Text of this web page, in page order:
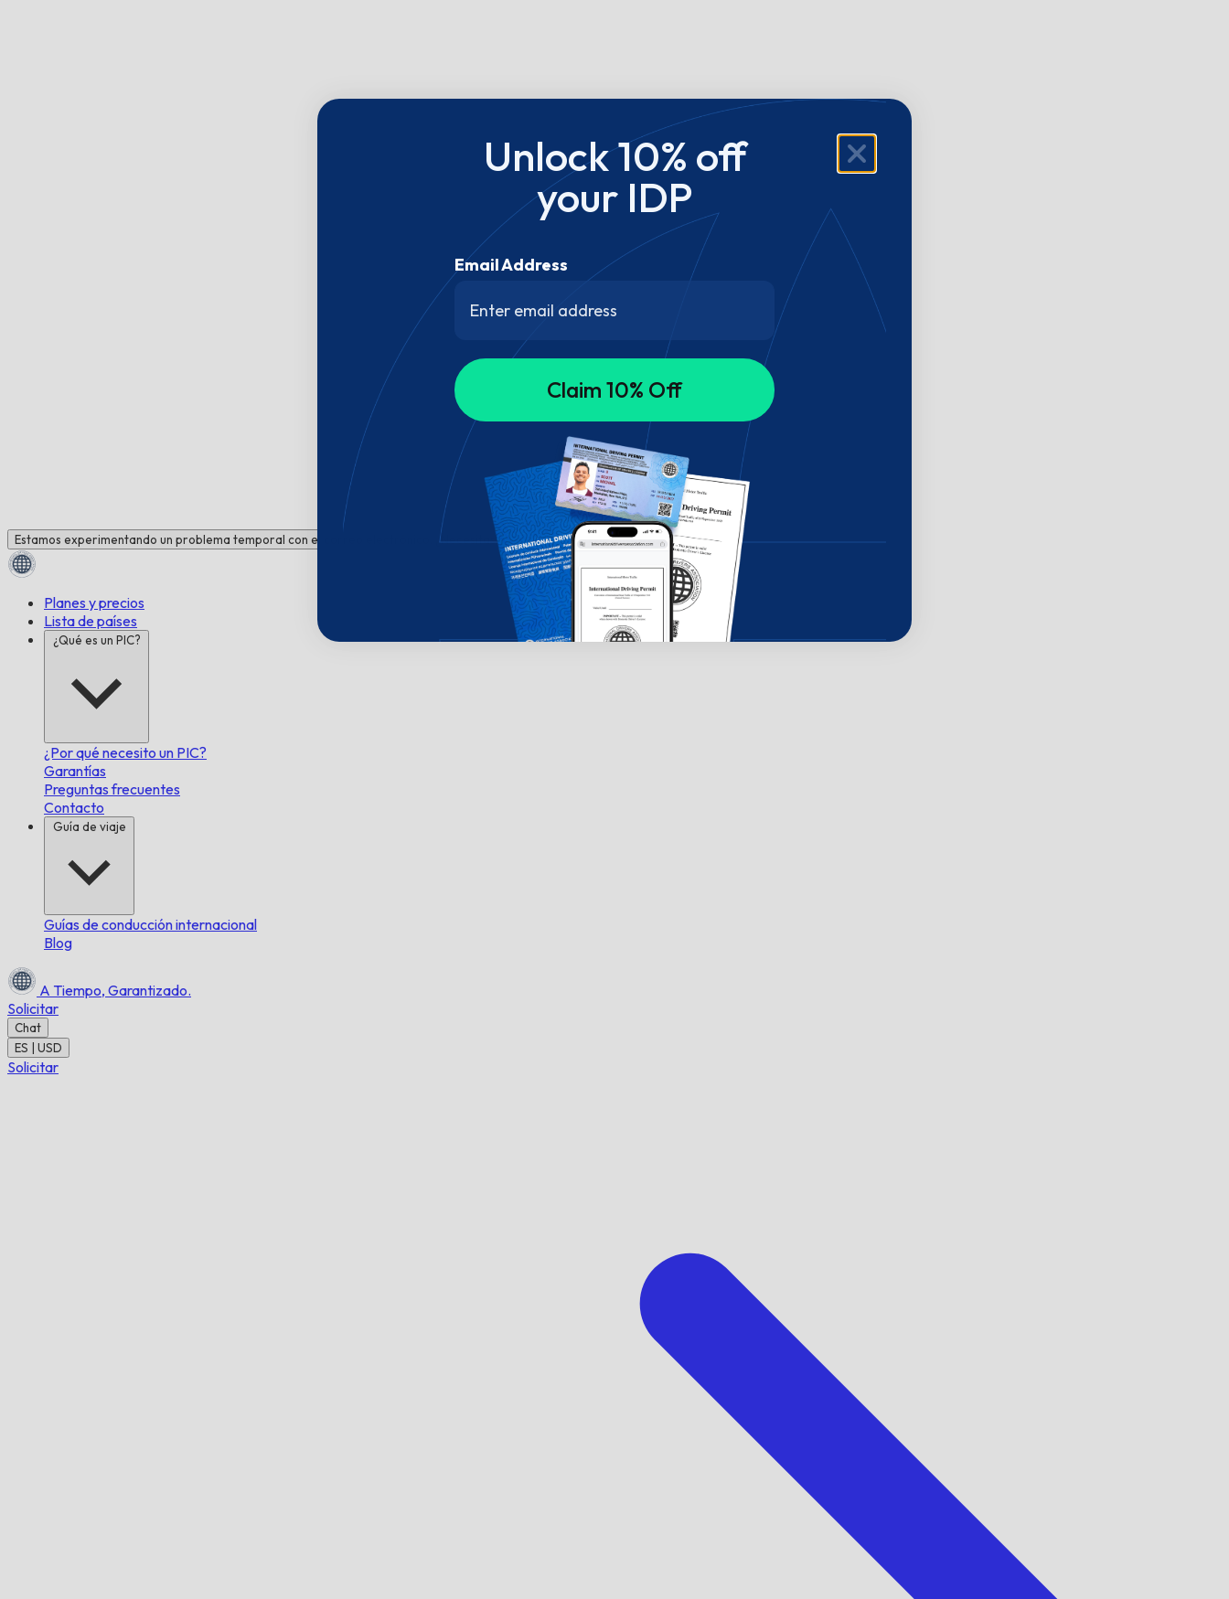
Estamos experimentando un problema temporal con el correo electrónico. ¿Necesitas ayuda? ¡Chatea con nosotros!
Planes y precios
Lista de países
¿Qué es un PIC?
¿Por qué necesito un PIC?
Garantías
Preguntas frecuentes
Contacto
Guía de viaje
Guías de conducción internacional
Blog
A Tiempo, Garantizado.
Solicitar
Chat
ES | USD
Solicitar
Unlock 10% off
your IDP
Email Address
Claim 10% Off